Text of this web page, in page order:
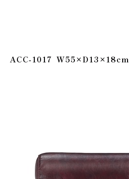
ACC-1017 W55×D13×18cm